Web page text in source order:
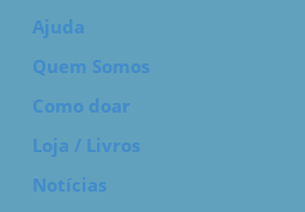
Ajuda
Quem Somos
Como doar
Loja / Livros
Notícias